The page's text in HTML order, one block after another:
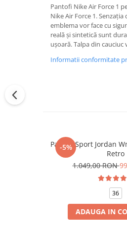
Pantofi Nike Air Force 1
Nike Air Force 1.
emblema vor face cu
reală și sintetică sunt
ușoară. Talpa din
Informatii conformitate
-5%
Pantofi Sport Jordan
Retro
1.049,00 RON
36
ADAUGA IN